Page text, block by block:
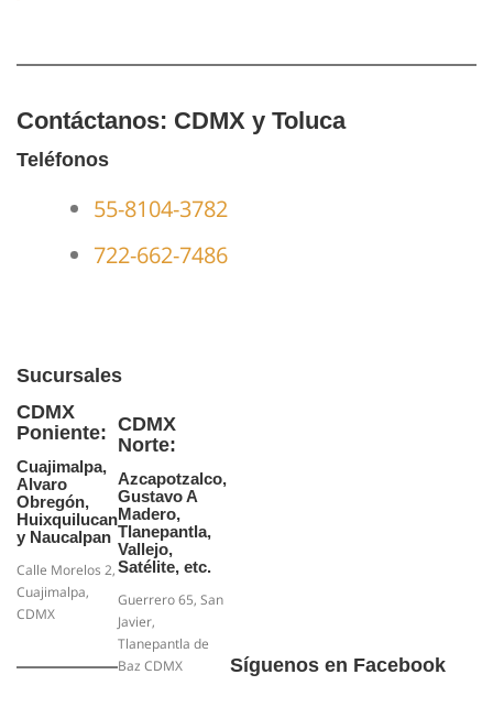
Contáctanos: CDMX y Toluca
Teléfonos
55-8104-3782
722-662-7486
Sucursales
CDMX
Poniente:
Cuajimalpa,
Alvaro
Obregón,
Huixquilucan
y Naucalpan
Calle Morelos 2,
Cuajimalpa,
CDMX
CDMX
Norte:
Azcapotzalco,
Gustavo A
Madero,
Tlanepantla,
Vallejo,
Satélite, etc.
Guerrero 65, San
Javier,
Tlanepantla de
Baz CDMX
Síguenos en Facebook